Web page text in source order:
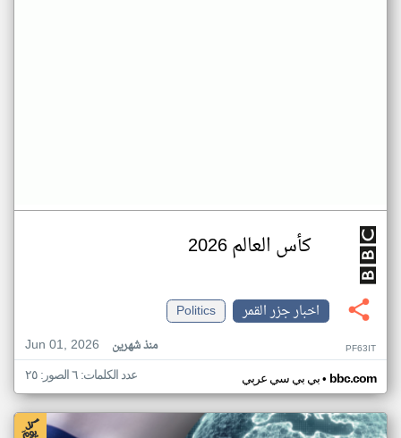
كأس العالم 2026
اخبار جزر القمر
Politics
Jun 01, 2026
منذ شهرين PF63IT
بي بي سي عربي• bbc.com عدد الكلمات: ٦ الصور: ٢٥